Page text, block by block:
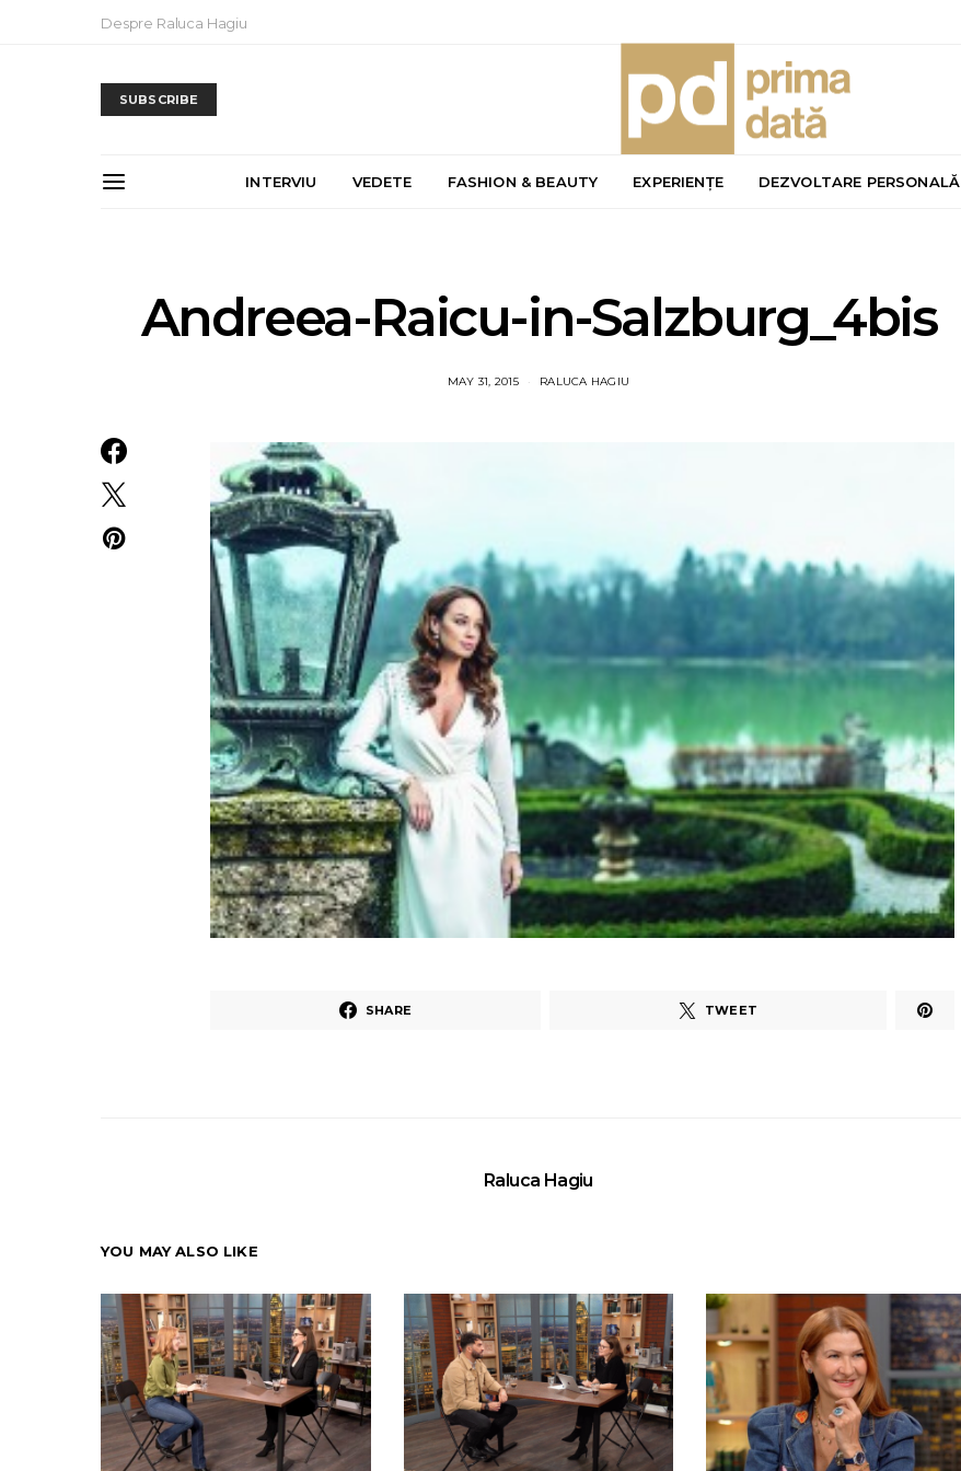
Despre Raluca Hagiu
SUBSCRIBE
INTERVIU VEDETE FASHION & BEAUTY EXPERIENȚE DEZVOLTARE PERSONALĂ
Andreea-Raicu-in-Salzburg_4bis
MAY 31, 2015 RALUCA HAGIU
SHARE TWEET
Raluca Hagiu
YOU MAY ALSO LIKE